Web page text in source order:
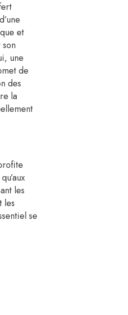
et
une
de
des
la
les
les
se